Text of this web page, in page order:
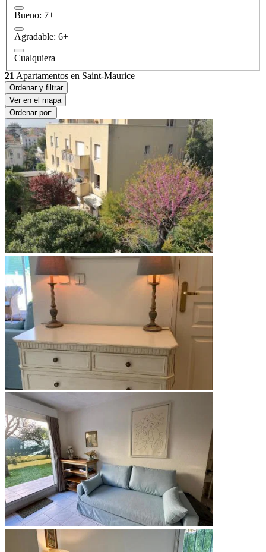
Bueno: 7+
Agradable: 6+
Cualquiera
21 Apartamentos en Saint-Maurice
Ordenar y filtrar
Ver en el mapa
Ordenar por: